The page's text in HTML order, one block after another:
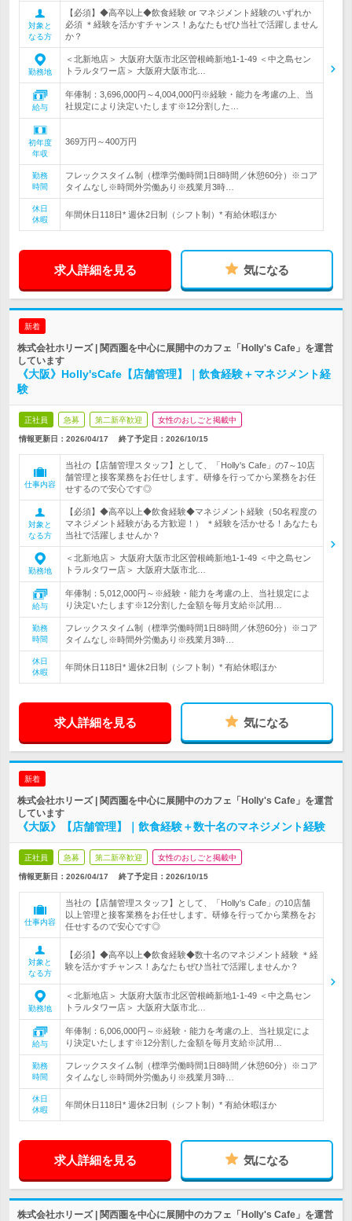
対象と
なる方
【必須】◆高卒以上◆飲食経験 or マネジメント経験のいずれか
必須 ＊経験を活かすチャンス！あなたもぜひ当社で活躍しません
か？
勤務地
＜北新地店＞ 大阪府大阪市北区曽根崎新地1-1-49 ＜中之島セン
トラルタワー店＞ 大阪府大阪市北…
給与
年俸制：3,696,000円～4,004,000円※経験・能力を考慮の上、当
社規定により決定いたします※12分割した…
初年度
年収
369万円～400万円
勤務
時間
フレックスタイム制（標準労働時間1日8時間／休憩60分）※コア
タイムなし※時間外労働あり※残業月3時…
休日
休暇
年間休日118日* 週休2日制（シフト制）* 有給休暇ほか
求人詳細を見る 気になる
新着
株式会社ホリーズ | 関西圏を中心に展開中のカフェ「Holly's Cafe」を運営
しています
《大阪》Holly'sCafe【店舗管理】｜飲食経験＋マネジメント経
験
正社員 急募 第二新卒歓迎 女性のおしごと掲載中
情報更新日：2026/04/17 終了予定日： 2026/10/15
仕事内容
当社の【店舗管理スタッフ】として、「Holly's Cafe」の7～10店
舗管理と接客業務をお任せします。研修を行ってから業務をお任
せするので安心です◎
対象と
なる方
【必須】◆高卒以上◆飲食経験◆マネジメント経験（50名程度の
マネジメント経験がある方歓迎！） ＊経験を活かせる！あなたも
当社で活躍しませんか？
勤務地
＜北新地店＞ 大阪府大阪市北区曽根崎新地1-1-49 ＜中之島セン
トラルタワー店＞ 大阪府大阪市北…
給与
年俸制：5,012,000円～※経験・能力を考慮の上、当社規定によ
り決定いたします※12分割した金額を毎月支給※試用…
勤務
時間
フレックスタイム制（標準労働時間1日8時間／休憩60分）※コア
タイムなし※時間外労働あり※残業月3時…
休日
休暇
年間休日118日* 週休2日制（シフト制）* 有給休暇ほか
求人詳細を見る 気になる
新着
株式会社ホリーズ | 関西圏を中心に展開中のカフェ「Holly's Cafe」を運営
しています
《大阪》【店舗管理】｜飲食経験＋数十名のマネジメント経験
正社員 急募 第二新卒歓迎 女性のおしごと掲載中
情報更新日：2026/04/17 終了予定日： 2026/10/15
仕事内容
当社の【店舗管理スタッフ】として、「Holly's Cafe」の10店舗
以上管理と接客業務をお任せします。研修を行ってから業務をお
任せするので安心です◎
対象と
なる方
【必須】◆高卒以上◆飲食経験◆数十名のマネジメント経験 ＊経
験を活かすチャンス！あなたもぜひ当社で活躍しませんか？
勤務地
＜北新地店＞ 大阪府大阪市北区曽根崎新地1-1-49 ＜中之島セン
トラルタワー店＞ 大阪府大阪市北…
給与
年俸制：6,006,000円～※経験・能力を考慮の上、当社規定によ
り決定いたします※12分割した金額を毎月支給※試用…
勤務
時間
フレックスタイム制（標準労働時間1日8時間／休憩60分）※コア
タイムなし※時間外労働あり※残業月3時…
休日
休暇
年間休日118日* 週休2日制（シフト制）* 有給休暇ほか
求人詳細を見る 気になる
株式会社ホリーズ | 関西圏を中心に展開中のカフェ「Holly's Cafe」を運営